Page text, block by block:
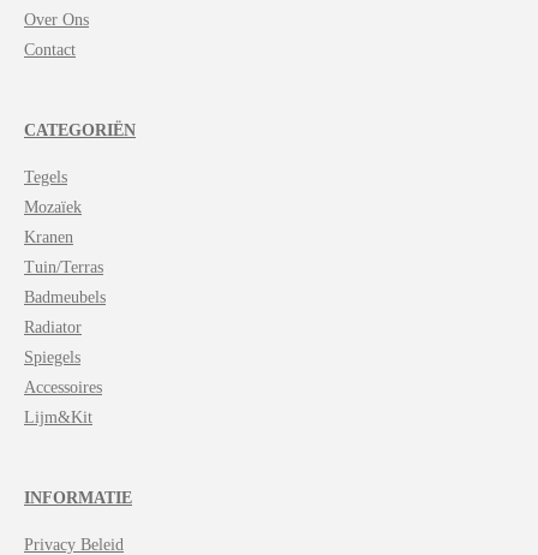
Over Ons
Contact
CATEGORIËN
Tegels
Mozaïek
Kranen
Tuin/Terras
Badmeubels
Radiator
Spiegels
Accessoires
Lijm&Kit
INFORMATIE
Privacy Beleid